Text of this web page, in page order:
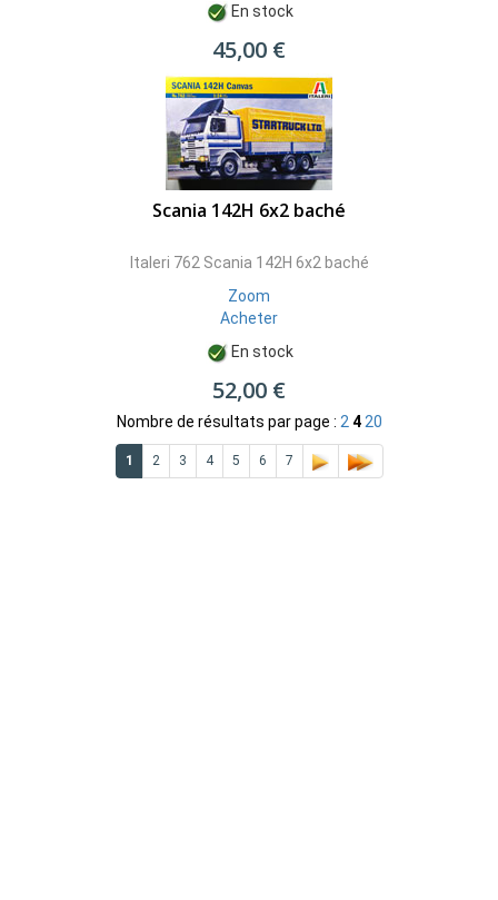
En stock
45,00 €
Scania 142H 6x2 baché
Italeri 762 Scania 142H 6x2 baché
Zoom
Acheter
En stock
52,00 €
Nombre de résultats par page : 2 4 20
1 2 3 4 5 6 7